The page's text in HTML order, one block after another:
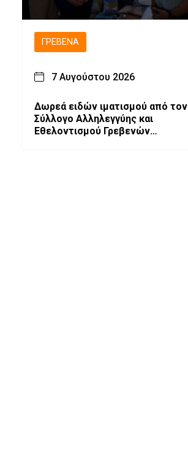
ΓΡΕΒΕΝΆ
7 Αυγούστου 2026
Δωρεά ειδών ιματισμού από τον
Σύλλογο Αλληλεγγύης και
Εθελοντισμού Γρεβενών